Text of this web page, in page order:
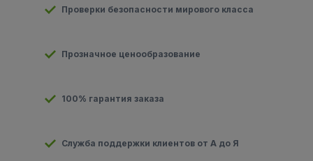
Проверки безопасности мирового класса
Прозначное ценообразование
100% гарантия заказа
Служба поддержки клиентов от А до Я